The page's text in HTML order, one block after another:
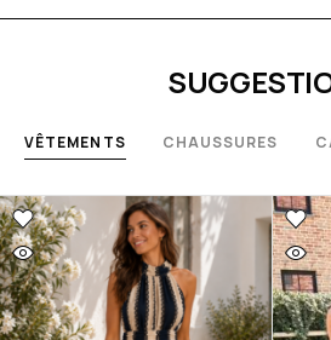
VÊTEMENTS CHAUSSURES